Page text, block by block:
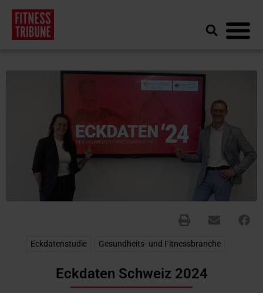
Eckdatenstudie Gesundheits- und Fitnessbranche
Eckdaten Schweiz 2024